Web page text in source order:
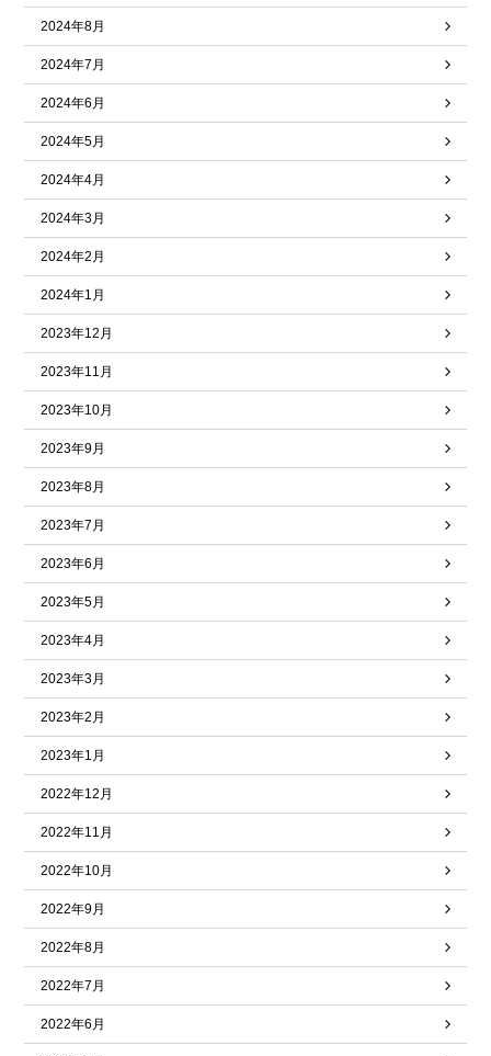
2024年8月
2024年7月
2024年6月
2024年5月
2024年4月
2024年3月
2024年2月
2024年1月
2023年12月
2023年11月
2023年10月
2023年9月
2023年8月
2023年7月
2023年6月
2023年5月
2023年4月
2023年3月
2023年2月
2023年1月
2022年12月
2022年11月
2022年10月
2022年9月
2022年8月
2022年7月
2022年6月